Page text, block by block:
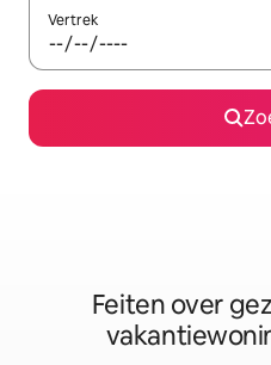
Vertrek
Feiten over